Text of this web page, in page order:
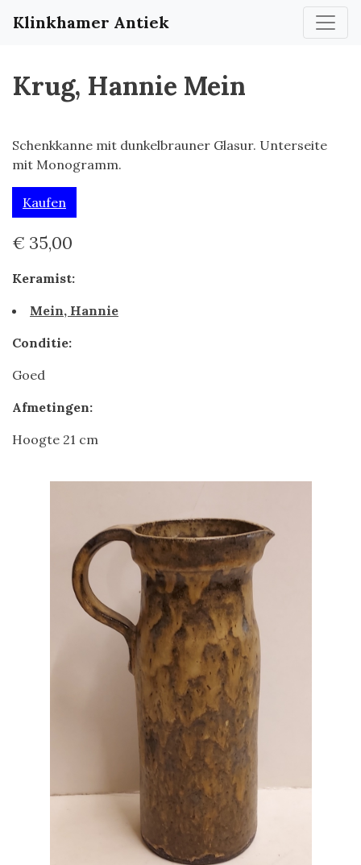
Klinkhamer Antiek
Krug, Hannie Mein
Schenkkanne mit dunkelbrauner Glasur. Unterseite
mit Monogramm.
Kaufen
€ 35,00
Keramist:
Mein, Hannie
Conditie:
Goed
Afmetingen:
Hoogte 21 cm